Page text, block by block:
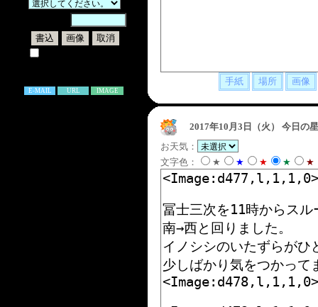
E-MAIL URL IMAGE
2017年10月3日（火）
今日の
お天気：
文字色：
★ ★ ★ ★ ★